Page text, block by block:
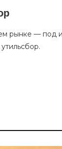
рынке — под